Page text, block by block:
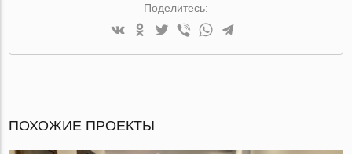
Поделитесь:
ПОХОЖИЕ ПРОЕКТЫ